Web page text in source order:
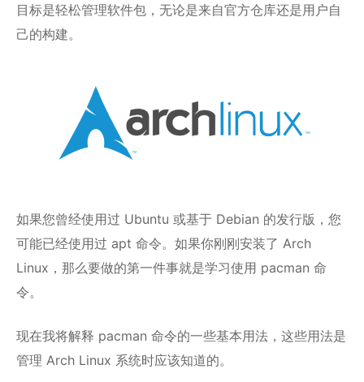
目标是轻松管理软件包，无论是来自官方仓库还是用户自
己的构建。
如果您曾经使用过 Ubuntu 或基于 Debian 的发行版，您
可能已经使用过 apt 命令。如果你刚刚安装了 Arch
Linux，那么要做的第一件事就是学习使用 pacman 命
令。
现在我将解释 pacman 命令的一些基本用法，这些用法是
管理 Arch Linux 系统时应该知道的。